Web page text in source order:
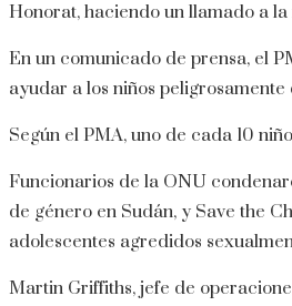
Honorat, haciendo un llamado a
En un comunicado de prensa, el
ayudar a los niños
Según el PMA, uno de cada 10
Funcionarios de la ONU
de género en Sudán, y Save the
adolescentes agredidos
Martin Griffiths, jefe de